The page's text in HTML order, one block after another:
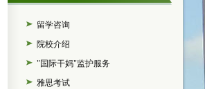
留学咨询
院校介绍
"国际干妈"监护服务
雅思考试